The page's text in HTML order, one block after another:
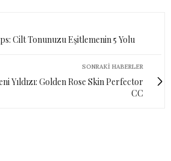
Cilt Tonunuzu Eşitlemenin 5 Yolu
SONRAKI HABERLER
Yıldızı: Golden Rose Skin Perfector
CC